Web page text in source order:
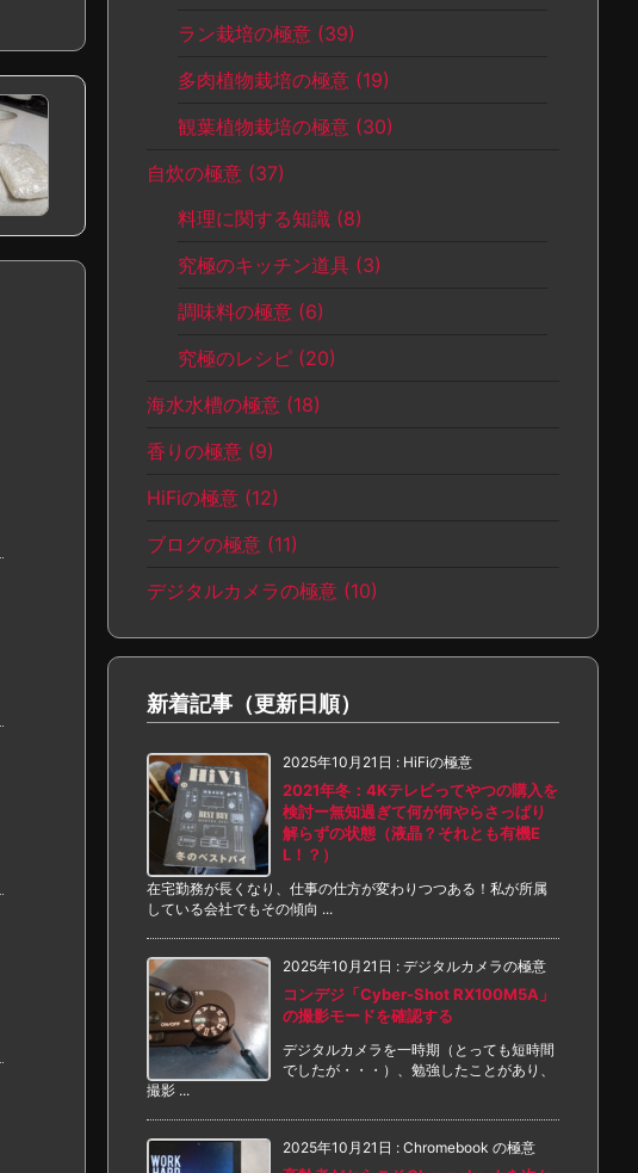
ラン栽培の極意 (39)
多肉植物栽培の極意 (19)
観葉植物栽培の極意 (30)
自炊の極意 (37)
料理に関する知識 (8)
究極のキッチン道具 (3)
調味料の極意 (6)
究極のレシピ (20)
海水水槽の極意 (18)
香りの極意 (9)
HiFiの極意 (12)
ブログの極意 (11)
デジタルカメラの極意 (10)
新着記事（更新日順）
2025年10月21日 : HiFiの極意
2021年冬：4Kテレビってやつの購入を
検討ー無知過ぎて何が何やらさっぱり
解らずの状態（液晶？それとも有機E
L！？）
在宅勤務が長くなり、仕事の仕方が変わりつつある！私が所属
している会社でもその傾向 ...
2025年10月21日 : デジタルカメラの極意
コンデジ「Cyber-Shot RX100M5A」
の撮影モードを確認する
デジタルカメラを一時期（とっても短時間
でしたが・・・）、勉強したことがあり、
撮影 ...
2025年10月21日 : Chromebook の極意